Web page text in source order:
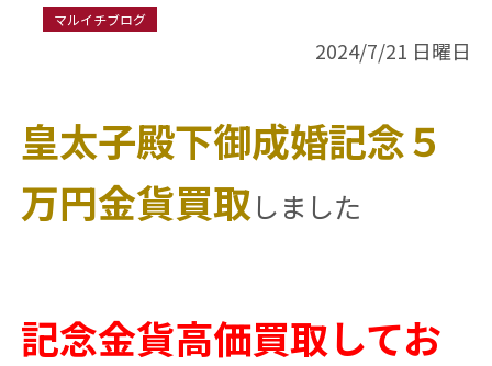
マルイチブログ
2024/7/21 日曜日
皇太子殿下御成婚記念５
万円金貨買取しました
記念金貨高価買取してお